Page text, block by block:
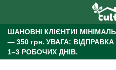
ШАНОВНІ КЛІЄНТИ!
— 350 грн. УВАГА:
1–3 РОБОЧИХ ДНІВ.